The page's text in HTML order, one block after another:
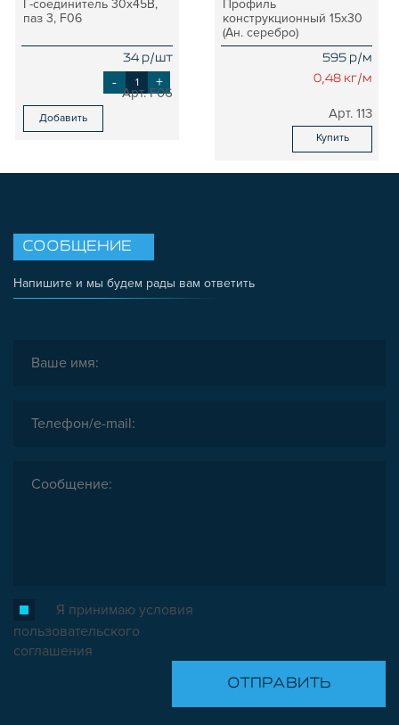
Г-соединитель 30х45В,
паз 3, F06
34 р/шт
- +
F06
Добавить
Профиль
конструкционный 15х30
(Ан. серебро)
595 р/м
0,48 кг/м
113
Купить
СООБЩЕНИЕ
Напишите и мы будем рады вам ответить
Я принимаю условия
пользовательского
соглашения